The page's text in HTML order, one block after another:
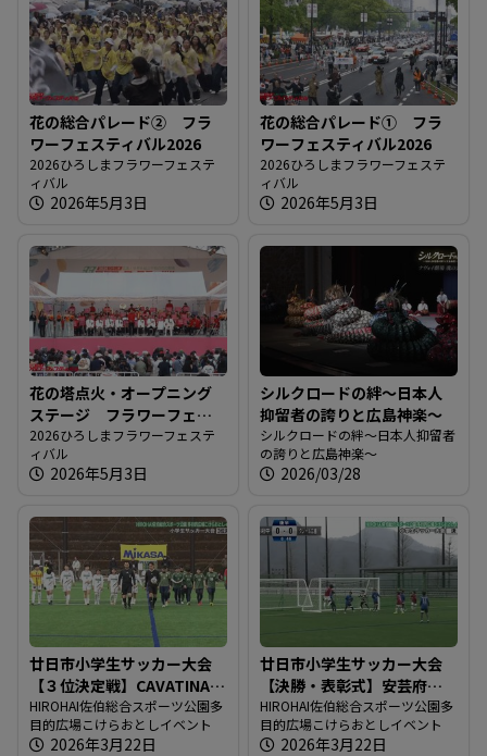
花の総合パレード② フラ
ワーフェスティバル2026
2026ひろしまフラワーフェステ
ィバル
2026年5月3日
花の総合パレード① フラ
ワーフェスティバル2026
2026ひろしまフラワーフェステ
ィバル
2026年5月3日
花の塔点火・オープニング
ステージ フラワーフェス
ティバル2026
2026ひろしまフラワーフェステ
ィバル
2026年5月3日
シルクロードの絆～日本人
抑留者の誇りと広島神楽～
シルクロードの絆～日本人抑留者
の誇りと広島神楽～
2026/03/28
廿日市小学生サッカー大会
【３位決定戦】CAVATINA
VS 福山シティ八幡
HIROHAI佐伯総合スポーツ公園多
目的広場こけらおとしイベント
2026年3月22日
廿日市小学生サッカー大会
【決勝・表彰式】安芸府中
VS クレール広島
HIROHAI佐伯総合スポーツ公園多
目的広場こけらおとしイベント
2026年3月22日